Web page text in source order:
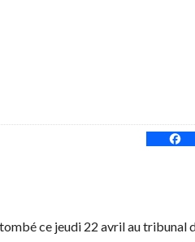
ce jeudi 22 avril au tribunal